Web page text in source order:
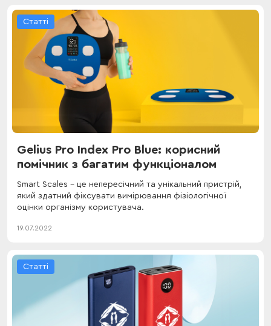
Статті
Gelius Pro Index Pro Blue: корисний
помічник з багатим функціоналом
Smart Scales - це непересічний та унікальний пристрій,
який здатний фіксувати вимірювання фізіологічної
оцінки організму користувача.
19.07.2022
Статті